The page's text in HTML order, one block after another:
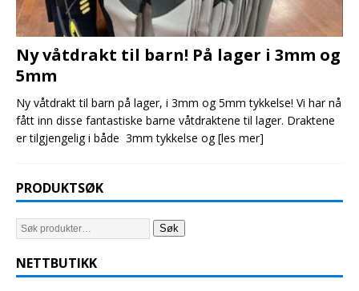
Ny våtdrakt til barn! På lager i 3mm og
5mm
Ny våtdrakt til barn på lager, i 3mm og 5mm tykkelse! Vi har nå
fått inn disse fantastiske barne våtdraktene til lager. Draktene
er tilgjengelig i både 3mm tykkelse og[les mer]
PRODUKTSØK
Søk
NETTBUTIKK